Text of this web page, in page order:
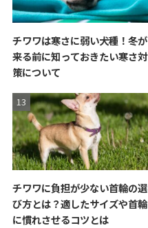
チワワは寒さに弱い犬種！冬が
来る前に知っておきたい寒さ対
策について
チワワに負担が少ない首輪の選
び方とは？適したサイズや首輪
に慣れさせるコツとは